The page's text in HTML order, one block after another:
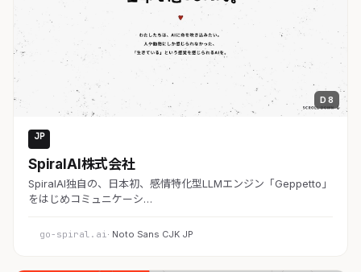
D 8
JP
SpiralAI株式会社
SpiralAI独自の、日本初、感情特化型LLMエンジン「Geppetto」
をはじめコミュニケーシ…
go-spiral.ai · Noto Sans CJK JP